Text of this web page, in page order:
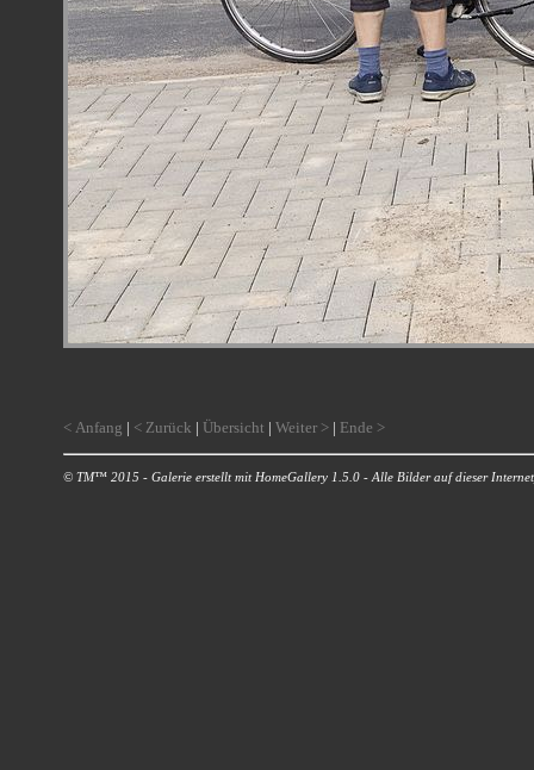
< Anfang | < Zurück | Übersicht |Weiter > | Ende >
© TM™ 2015 - Galerie erstellt mit HomeGallery 1.5.0 - Alle Bilder auf dieser